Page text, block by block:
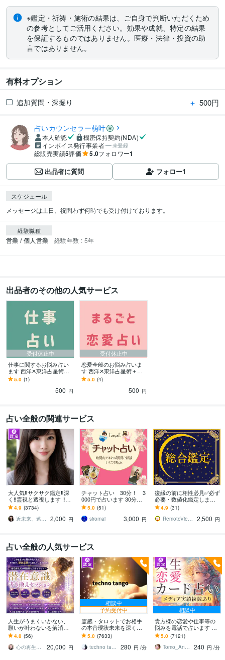
※鑑定・祈祷・施術の結果は、ご自身で判断いただくため
の参考としてご活用ください。効果や成就、特定の結果
を保証するものではありません。医療・法律・投資の助
言ではありません。
有料オプション
追加質問・深掘り ＋ 500円
占いカウンセラー萌叶
本人確認
機密保持契約(NDA)
インボイス発行事業者
未登録
総販売実績5評価 5.0フォロワー1
出品者に質問 フォロー1
スケジュール
メッセージは土日、祝問わず何時でも受け付けております。
経験職種
営業 / 個人営業 経験年数 : 5年
出品者のその他の人気サービス
受付休止中
仕事に関するお悩み占い
ます 西洋✕東洋占星術＋
タロットで心に寄り添う
占い
5.0 (1)
500 円
受付休止中
恋愛全般のお悩み占いま
す 西洋✕東洋占星術＋タ
ロットで心に寄り添う占
い
5.0 (4)
500 円
占い全般の関連サービス
大人気‼️サクサク鑑定‼️深
く‼️霊視と透視します ‼️恋
愛、複雑な恋愛、仕事、
人間関係、人生相談/深層
霊視
4.9 (3734)
近未来、遠未来を霊透視！！占い師 紗理奈
2,000 円
チャット占い 30分！ 3
000円で占います 30分
リアルタイムでお答えし
ます なんでもお話しく
ださい
5.0 (51)
siromai
3,000 円
復縁の前に相性必見✅必ず
必要・数値化鑑定します
❤️結果は文字⭕数字でお
渡しします。✅復縁、結
婚、恋愛、離婚
4.9 (31)
RemoteViewer導与✅
2,500 円
占い全般の人気サービス
人生がうまくいかない、
願いが叶わないを解消し
ます 現実を変えるために
努力したのに、自力では
もう無理と感じている
4.8 (56)
心の再生セラピスト YASUKO
20,000 円
相談中
予約受付中
霊感・タロットでお相手
の本音現状未来を深く視
ます 恋愛・仕事・家族・
人間関係の本質を見抜き
スピード解決へ
5.0 (7633)
techno tango
280 円 /分
相談中
貴方様の恋愛や仕事等の
悩みを電話で占います タ
ロットカード、オラクル
カード、ルノルマンカー
ドを使用します
5.0 (7121)
Tomo_Angel7
240 円 /分